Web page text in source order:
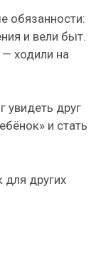
обязанности:
и вели быт.
ходили на
увидеть друг
и стать
других